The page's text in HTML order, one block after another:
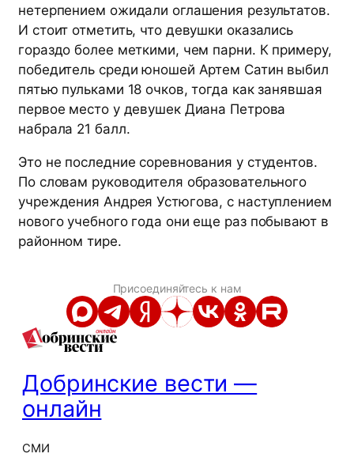
нетерпением ожидали оглашения результатов.
И стоит отметить, что девушки оказались
гораздо более меткими, чем парни. К примеру,
победитель среди юношей Артем Сатин выбил
пятью пульками 18 очков, тогда как занявшая
первое место у девушек Диана Петрова
набрала 21 балл.
Это не последние соревнования у студентов.
По словам руководителя образовательного
учреждения Андрея Устюгова, с наступлением
нового учебного года они еще раз побывают в
районном тире.
Присоединяйтесь к нам
Добринские вести —
онлайн
СМИ